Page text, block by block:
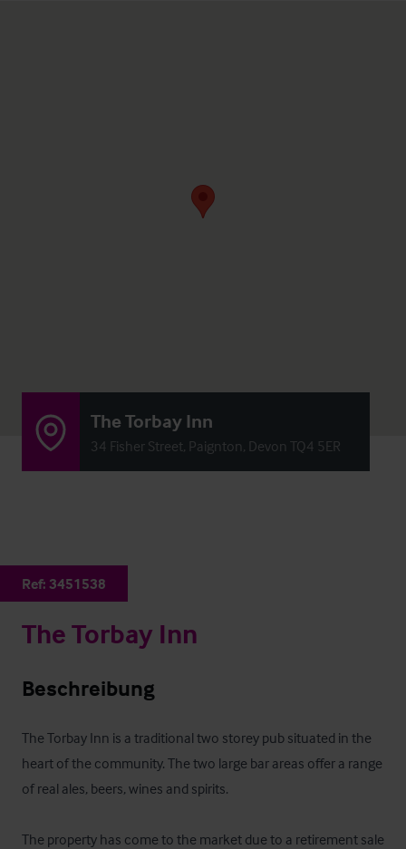
The Torbay Inn
34 Fisher Street, Paignton, Devon TQ4 5ER
Ref: 3451538
The Torbay Inn
Beschreibung
The Torbay Inn is a traditional two storey pub situated in the
heart of the community. The two large bar areas offer a range
of real ales, beers, wines and spirits.
The property has come to the market due to a retirement sale